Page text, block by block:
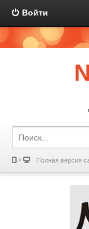
Войти
Полная версия